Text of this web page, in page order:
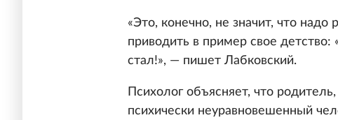
«Это, конечно, не значит, что надо
приводить в пример свое
стал!», — пишет Лабковский.
Психолог объясняет, что
психически неуравновешенный